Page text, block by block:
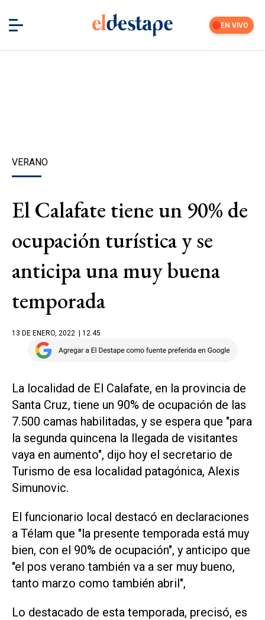
EN VIVO
VERANO
El Calafate tiene un 90% de
ocupación turística y se
anticipa una muy buena
temporada
13 DE ENERO, 2022 | 12.45
La localidad de El Calafate, en la provincia de
Santa Cruz, tiene un 90% de ocupación de las
7.500 camas habilitadas, y se espera que "para
la segunda quincena la llegada de visitantes
vaya en aumento", dijo hoy el secretario de
Turismo de esa localidad patagónica, Alexis
Simunovic.
El funcionario local destacó en declaraciones
a Télam que "la presente temporada está muy
bien, con el 90% de ocupación", y anticipo que
"el pos verano también va a ser muy bueno,
tanto marzo como también abril",
Lo destacado de esta temporada, precisó, es